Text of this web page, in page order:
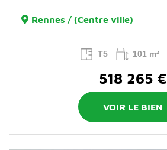
Rennes / (Centre ville)
T5 101 m²
518 265 €
VOIR LE BIEN